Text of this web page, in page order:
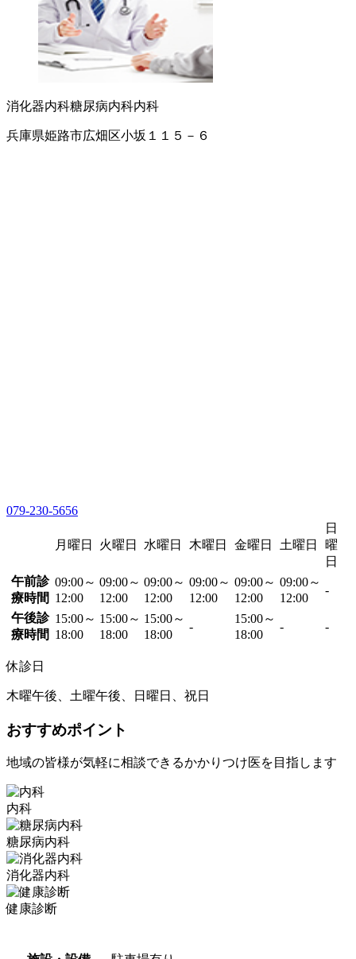
消化器内科糖尿病内科内科
兵庫県姫路市広畑区小坂１１５－６
079-230-5656
月曜日 火曜日 水曜日 木曜日 金曜日 土曜日
日
曜
日
午前診
療時間
09:00～
12:00
09:00～
12:00
09:00～
12:00
09:00～
12:00
09:00～
12:00
09:00～
12:00
-
午後診
療時間
15:00～
18:00
15:00～
18:00
15:00～
18:00
-
15:00～
18:00
- -
休診日
木曜午後、土曜午後、日曜日、祝日
おすすめポイント
地域の皆様が気軽に相談できるかかりつけ医を目指します
内科
糖尿病内科
消化器内科
健康診断